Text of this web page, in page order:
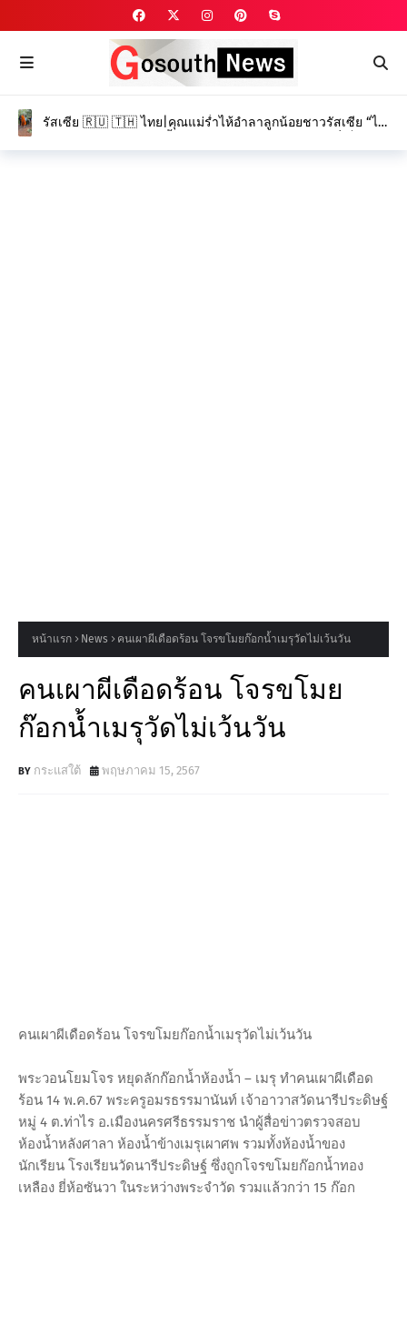
รัสเซีย 🇷🇺 🇹🇭 ไทย|คุณแม่ร่ำไห้อำลาลูกน้อยชาวรัสเซีย “ได
ด้วยความโศกเศร้า
หน้าแรก News คนเผาผีเดือดร้อน โจรขโมยก๊อกน้ำเมรุวัดไม่เว้นวัน
คนเผาผีเดือดร้อน โจรขโมย
ก๊อกน้ำเมรุวัดไม่เว้นวัน
กระแสใต้ พฤษภาคม 15, 2567
คนเผาผีเดือดร้อน โจรขโมยก๊อกน้ำเมรุวัดไม่เว้นวัน
พระวอนโยมโจร หยุดลักก๊อกน้ำห้องน้ำ – เมรุ ทำคนเผาผีเดือด
ร้อน 14 พ.ค.67 พระครูอมรธรรมานันท์ เจ้าอาวาสวัดนารีประดิษฐ์
หมู่ 4 ต.ท่าไร อ.เมืองนครศรีธรรมราช นำผู้สื่อข่าวตรวจสอบ
ห้องน้ำหลังศาลา ห้องน้ำข้างเมรุเผาศพ รวมทั้งห้องน้ำของ
นักเรียน โรงเรียนวัดนารีประดิษฐ์ ซึ่งถูกโจรขโมยก๊อกน้ำทอง
เหลือง ยี่ห้อซันวา ในระหว่างพระจำวัด รวมแล้วกว่า 15 ก๊อก